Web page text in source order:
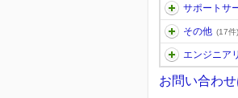
サポートサ
その他 (17件)
エンジニア
お問い合わ